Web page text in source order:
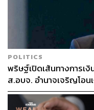
POLITICS
พริษฐ์เปิดเส้นทางการเ
ส.อบจ. อำนาจเจริญโอน